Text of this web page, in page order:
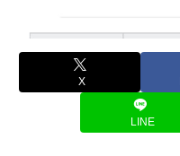
X
LINE